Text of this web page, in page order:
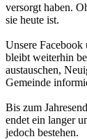
versorgt haben.
sie heute ist.
Unsere
bleibt weiterhin
austauschen,
Gemeinde
Bis zum
endet ein langer
jedoch bestehen.